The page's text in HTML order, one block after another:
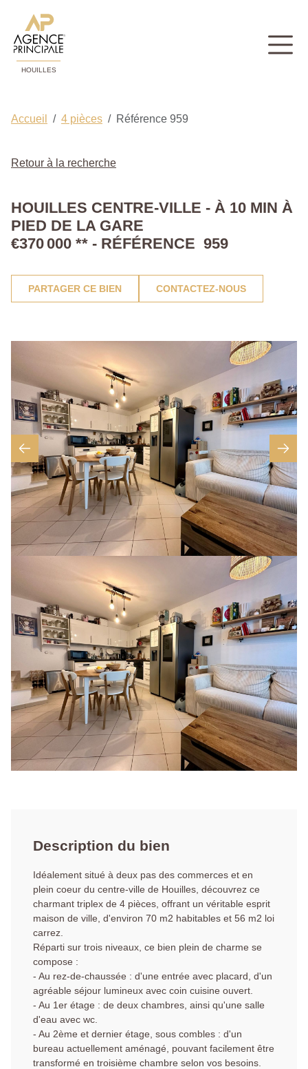
HOUILLES
Accueil 4 pièces Référence 959
Retour à la recherche
HOUILLES CENTRE-VILLE - À 10 MIN À
PIED DE LA GARE
€370 000 ** - RÉFÉRENCE 959
PARTAGER CE BIEN CONTACTEZ-NOUS
Description du bien
Idéalement situé à deux pas des commerces et en
plein coeur du centre-ville de Houilles, découvrez ce
charmant triplex de 4 pièces, offrant un véritable esprit
maison de ville, d'environ 70 m2 habitables et 56 m2 loi
carrez.
Réparti sur trois niveaux, ce bien plein de charme se
compose :
- Au rez-de-chaussée : d'une entrée avec placard, d'un
agréable séjour lumineux avec coin cuisine ouvert.
- Au 1er étage : de deux chambres, ainsi qu'une salle
d'eau avec wc.
- Au 2ème et dernier étage, sous combles : d'un
bureau actuellement aménagé, pouvant facilement être
transformé en troisième chambre selon vos besoins.